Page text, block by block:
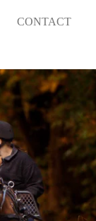
CONTACT